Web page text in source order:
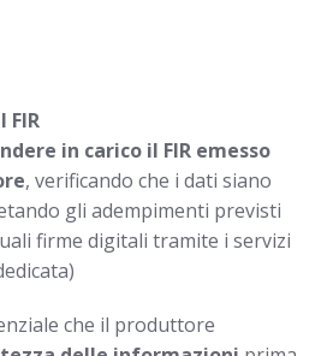
in carico il FIR emesso
, verificando che i dati siano
gli adempimenti previsti
firme digitali tramite i servizi
che il produttore